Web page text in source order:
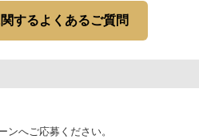
するよくあるご質問
へご応募ください。